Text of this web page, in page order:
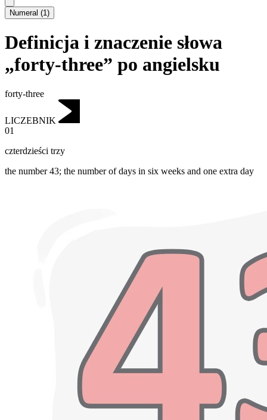
Numeral (1)
Definicja i znaczenie słowa
„forty-three” po angielsku
forty-three
LICZEBNIK
01
czterdzieści trzy
the number 43; the number of days in six weeks and one extra day